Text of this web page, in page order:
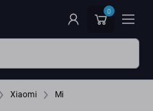
0
Xiaomi Mi